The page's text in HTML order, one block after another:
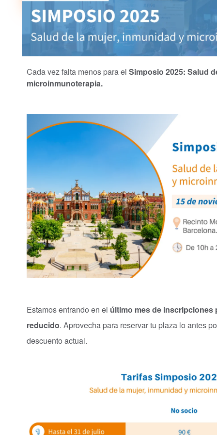
Cada vez falta menos para el Simposio 2025: Salud
microinmunoterapia.
Estamos entrando en el último mes de inscripciones
reducido. Aprovecha para reservar tu plaza lo antes
descuento actual.